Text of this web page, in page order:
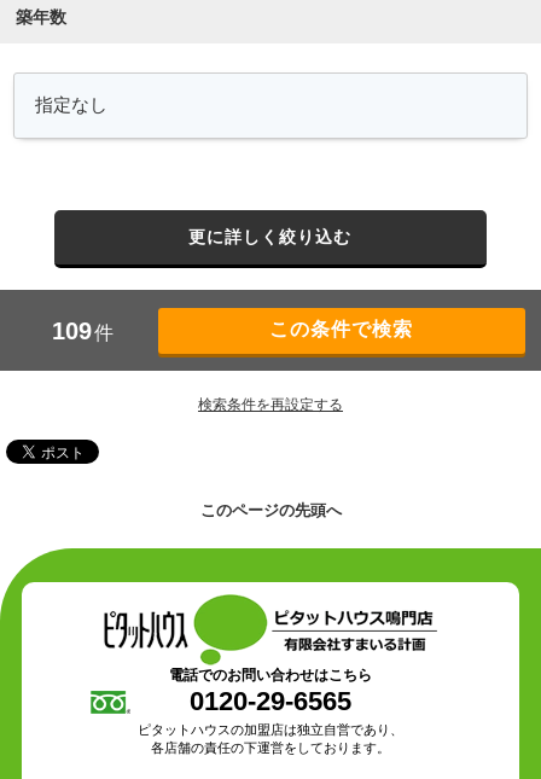
築年数
更に詳しく絞り込む
109件
検索条件を再設定する
このページの先頭へ
電話でのお問い合わせはこちら
0120-29-6565
ピタットハウスの加盟店は独立自営であり、
各店舗の責任の下運営をしております。